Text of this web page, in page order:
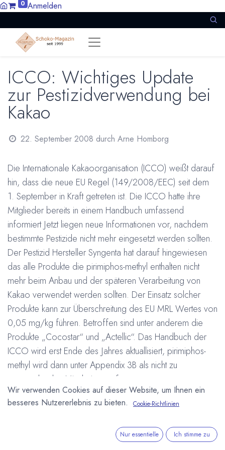
0 Anmelden
ICCO: Wichtiges Update
zur Pestizidverwendung bei
Kakao
22. September 2008 durch Arne Homborg
Die Internationale Kakaoorganisation (ICCO) weißt darauf
hin, dass die neue EU Regel (149/2008/EEC) seit dem
1. September in Kraft getreten ist. Die ICCO hatte ihre
Mitglieder bereits in einem Handbuch umfassend
informiert Jetzt liegen neue Informationen vor, nachdem
bestimmte Pestizide nicht mehr eingesetzt werden sollten.
Der Pestizid Hersteller Syngenta hat darauf hingewiesen
das alle Produkte die pirimiphos-methyl enthalten nicht
mehr beim Anbau und der späteren Verarbeitung von
Kakao verwendet werden sollten. Der Einsatz solcher
Produkte kann zur Überschreitung des EU MRL Wertes von
0,05 mg/kg führen. Betroffen sind unter anderem die
Produkte „Cocostar“ und „Actellic“. Das Handbuch der
ICCO wird erst Ende des Jahres aktuallisiert, pirimiphos-
methyl wird dann unter Appendix 3B als nicht zu
verwendendes Mittel eingestuft.
# Europäische Union
International Cocoa Organization (ICCO)
Jura Kakaoanbau
Wir verwenden Cookies auf dieser Website, um Ihnen ein
besseres Nutzererlebnis zu bieten.
Cookie-Richtlinien
Nur essentielle Ich stimme zu